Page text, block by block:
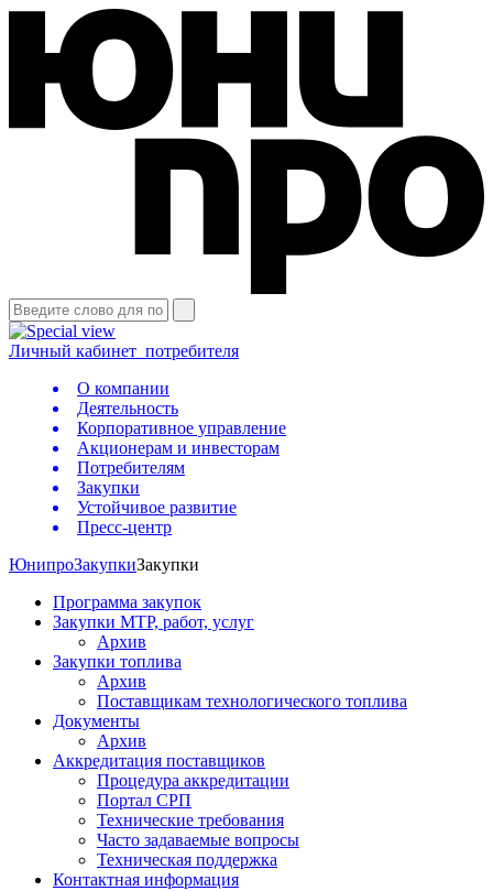
Личный кабинет потребителя
О компании
Деятельность
Корпоративное управление
Акционерам и инвесторам
Потребителям
Закупки
Устойчивое развитие
Пресс-центр
ЮнипроЗакупкиЗакупки
Программа закупок
Закупки МТР, работ, услуг
Архив
Закупки топлива
Архив
Поставщикам технологического топлива
Документы
Архив
Аккредитация поставщиков
Процедура аккредитации
Портал СРП
Технические требования
Часто задаваемые вопросы
Техническая поддержка
Контактная информация